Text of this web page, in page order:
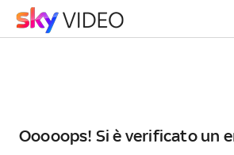
Ooooops! Si è verificato un